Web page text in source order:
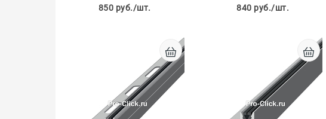
850 руб./шт. 840 руб./шт.